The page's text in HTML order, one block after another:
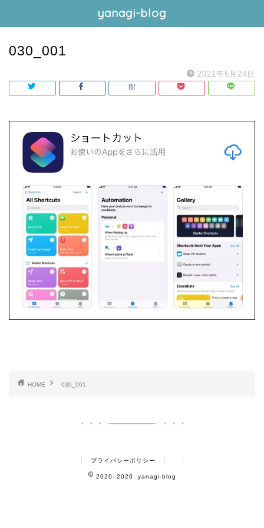
yanagi-blog
030_001
2021年5月24日
HOME 030_001
プライバシーポリシー
2020–2026 yanagi-blog